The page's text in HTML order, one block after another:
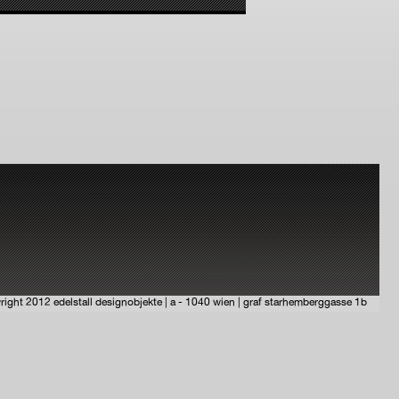
2012 edelstall designobjekte | a - 1040 wien | graf starhemberggasse 1b